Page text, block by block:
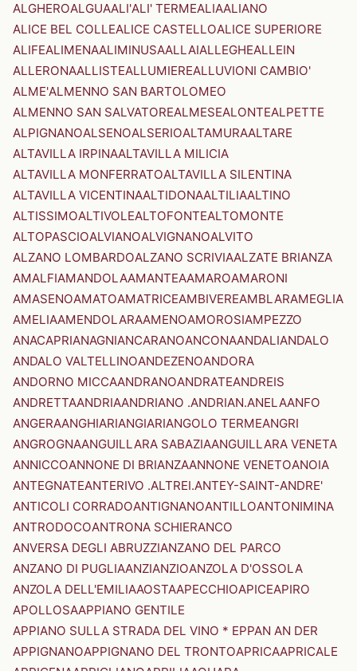
ALGHEROALGUAALI'ALI' TERMEALIAALIANO
ALICE BEL COLLEALICE CASTELLOALICE SUPERIORE
ALIFEALIMENAALIMINUSAALLAIALLEGHEALLEIN
ALLERONAALLISTEALLUMIEREALLUVIONI CAMBIO'
ALME'ALMENNO SAN BARTOLOMEO
ALMENNO SAN SALVATOREALMESEALONTEALPETTE
ALPIGNANOALSENOALSERIOALTAMURAALTARE
ALTAVILLA IRPINAALTAVILLA MILICIA
ALTAVILLA MONFERRATOALTAVILLA SILENTINA
ALTAVILLA VICENTINAALTIDONAALTILIAALTINO
ALTISSIMOALTIVOLEALTOFONTEALTOMONTE
ALTOPASCIOALVIANOALVIGNANOALVITO
ALZANO LOMBARDOALZANO SCRIVIAALZATE BRIANZA
AMALFIAMANDOLAAMANTEAAMAROAMARONI
AMASENOAMATOAMATRICEAMBIVEREAMBLARAMEGLIA
AMELIAAMENDOLARAAMENOAMOROSIAMPEZZO
ANACAPRIANAGNIANCARANOANCONAANDALIANDALO
ANDALO VALTELLINOANDEZENOANDORA
ANDORNO MICCAANDRANOANDRATEANDREIS
ANDRETTAANDRIAANDRIANO .ANDRIAN.ANELAANFO
ANGERAANGHIARIANGIARIANGOLO TERMEANGRI
ANGROGNAANGUILLARA SABAZIAANGUILLARA VENETA
ANNICCOANNONE DI BRIANZAANNONE VENETOANOIA
ANTEGNATEANTERIVO .ALTREI.ANTEY-SAINT-ANDRE'
ANTICOLI CORRADOANTIGNANOANTILLOANTONIMINA
ANTRODOCOANTRONA SCHIERANCO
ANVERSA DEGLI ABRUZZIANZANO DEL PARCO
ANZANO DI PUGLIAANZIANZIOANZOLA D'OSSOLA
ANZOLA DELL'EMILIAAOSTAAPECCHIOAPICEAPIRO
APOLLOSAAPPIANO GENTILE
APPIANO SULLA STRADA DEL VINO * EPPAN AN DER
APPIGNANOAPPIGNANO DEL TRONTOAPRICAAPRICALE